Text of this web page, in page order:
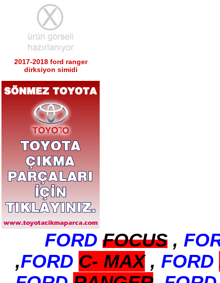
2017-2018 ford ranger
dirksiyon simidi
sol tabla
2017-2018 ford ranger sağ
sol tabla
Ürün Kodu : 2017-2018 ford ranger arka
2017-2018 ford ranger arka
tampon
Ürün Kodu : 2017-2018 ford ranger
dirksiyon simidi
FORD FOCUS,
,FORD C- MAX, FORD